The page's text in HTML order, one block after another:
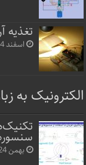
تغذیه
اسفند 14, 1400
الکترونیک به
بهمن 24, 1400